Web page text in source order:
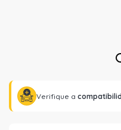
Verifique a